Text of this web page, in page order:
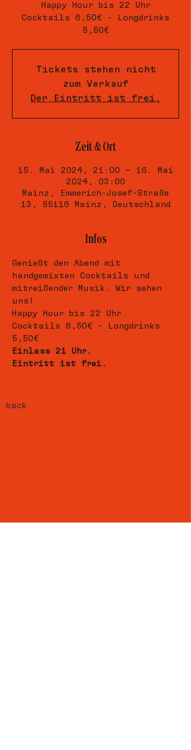
Happy Hour bis 22 Uhr
Cocktails 6,50€ - Longdrinks
5,50€
Tickets stehen nicht
zum Verkauf
Der Eintritt ist frei.
Zeit & Ort
15. Mai 2024, 21:00 – 16. Mai
2024, 03:00
Mainz, Emmerich-Josef-Straße
13, 55116 Mainz, Deutschland
Infos
Genießt den Abend mit
handgemixten Cocktails und
mitreißender Musik. Wir sehen
uns!
Happy Hour bis 22 Uhr
Cocktails 6,50€ - Longdrinks
5,50€
Einlass 21 Uhr.
Eintritt ist frei.
back